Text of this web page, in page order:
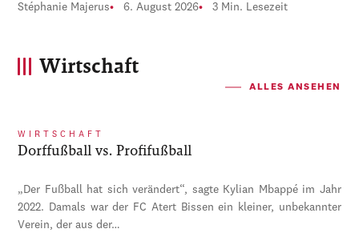
Stéphanie Majerus 6. August 2026 3 Min. Lesezeit
Wirtschaft
ALLES ANSEHEN
WIRTSCHAFT
Dorffußball vs. Profifußball
„Der Fußball hat sich verändert“, sagte Kylian Mbappé im Jahr
2022. Damals war der FC Atert Bissen ein kleiner, unbekannter
Verein, der aus der…